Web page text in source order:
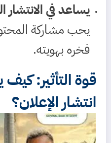
يساعد في الانتشار
يحب مشاركة
فخره بهويته.
قوة التأثير: كيف
انتشار الإعلان؟